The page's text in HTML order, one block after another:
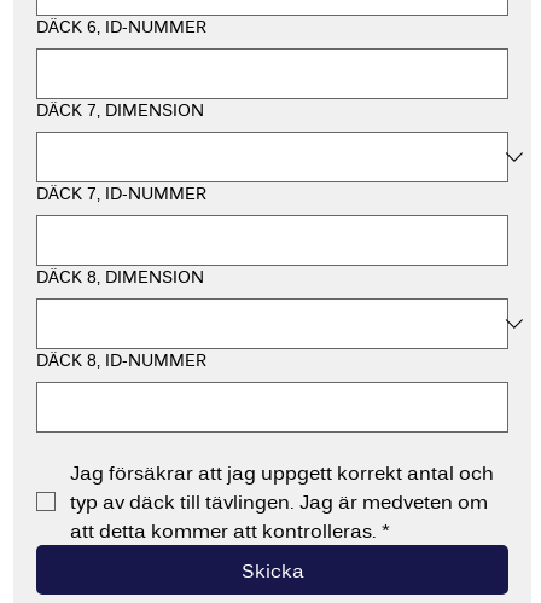
DÄCK 6, ID-NUMMER
DÄCK 7, DIMENSION
DÄCK 7, ID-NUMMER
DÄCK 8, DIMENSION
DÄCK 8, ID-NUMMER
Jag försäkrar att jag uppgett korrekt antal och
typ av däck till tävlingen. Jag är medveten om
att detta kommer att kontrolleras. *
Skicka